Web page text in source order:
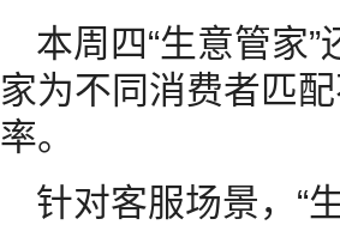
本周四“生意管家
家为不同消费者匹
率。
针对客服场景，“